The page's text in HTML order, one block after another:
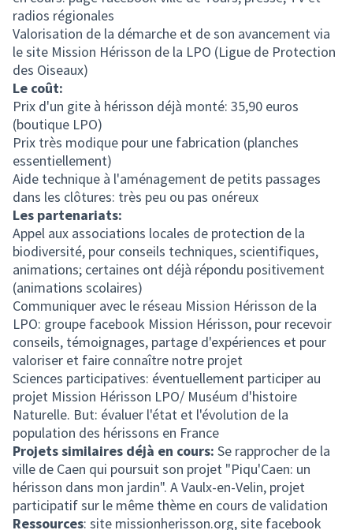
radios régionales
Valorisation de la démarche et de son avancement via
le site Mission Hérisson de la LPO (Ligue de Protection
des Oiseaux)
Le coût:
Prix d'un gite à hérisson déjà monté: 35,90 euros
(boutique LPO)
Prix très modique pour une fabrication (planches
essentiellement)
Aide technique à l'aménagement de petits passages
dans les clôtures: très peu ou pas onéreux
Les partenariats:
Appel aux associations locales de protection de la
biodiversité, pour conseils techniques, scientifiques,
animations; certaines ont déjà répondu positivement
(animations scolaires)
Communiquer avec le réseau Mission Hérisson de la
LPO: groupe facebook Mission Hérisson, pour recevoir
conseils, témoignages, partage d'expériences et pour
valoriser et faire connaître notre projet
Sciences participatives: éventuellement participer au
projet Mission Hérisson LPO/ Muséum d'histoire
Naturelle. But: évaluer l'état et l'évolution de la
population des hérissons en France
Projets similaires déjà en cours: Se rapprocher de la
ville de Caen qui poursuit son projet "Piqu'Caen: un
hérisson dans mon jardin". A Vaulx-en-Velin, projet
participatif sur le même thème en cours de validation
Ressources: site missionherisson.org, site facebook